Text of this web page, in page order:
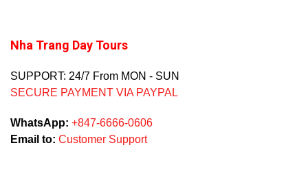
Nha Trang Day Tours
SUPPORT: 24/7 From MON - SUN
SECURE PAYMENT VIA PAYPAL
WhatsApp: +847-6666-0606
Email to: Customer Support